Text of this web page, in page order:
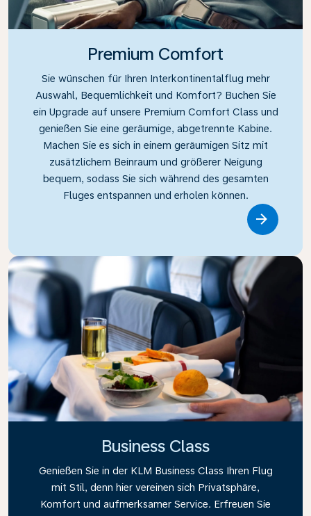
Premium Comfort
Sie wünschen für Ihren Interkontinentalflug mehr
Auswahl, Bequemlichkeit und Komfort? Buchen Sie
ein Upgrade auf unsere Premium Comfort Class und
genießen Sie eine geräumige, abgetrennte Kabine.
Machen Sie es sich in einem geräumigen Sitz mit
zusätzlichem Beinraum und größerer Neigung
bequem, sodass Sie sich während des gesamten
Fluges entspannen und erholen können.
Business Class
Genießen Sie in der KLM Business Class Ihren Flug
mit Stil, denn hier vereinen sich Privatsphäre,
Komfort und aufmerksamer Service. Erfreuen Sie